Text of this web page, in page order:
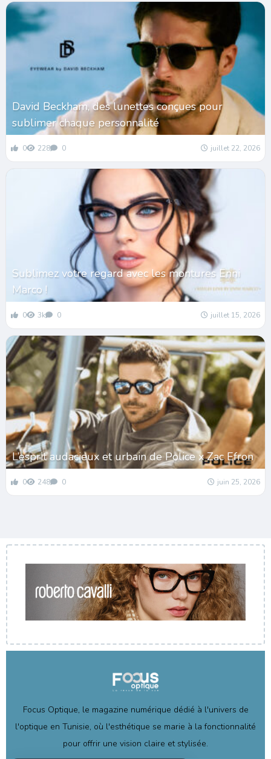
David Beckham, des lunettes conçues pour
sublimer chaque personnalité
0 228 0 juillet 22, 2026
Sublimez votre regard avec les montures Enni
Marco !
0 3k 0 juillet 15, 2026
L’esprit audacieux et urbain de Police x Zac Efron
0 248 0 juin 25, 2026
Focus Optique, le magazine numérique dédié à l'univers de
l'optique en Tunisie, où l'esthétique se marie à la fonctionnalité
pour offrir une vision claire et stylisée.